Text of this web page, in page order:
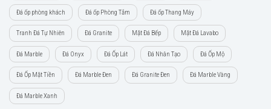
Đá ốp phòng khách Đá ốp Phòng Tắm Đá ốp Thang Máy
Tranh Đá Tự Nhiên Đá Granite Mặt Đá Bếp Mặt Đá Lavabo
Đá Marble Đá Onyx Đá Ốp Lát Đá Nhân Tạo Đá Ốp Mộ
Đá Ốp Mặt Tiền Đá Marble Đen Đá Granite Đen Đá Marble Vàng
Đá Marble Xanh